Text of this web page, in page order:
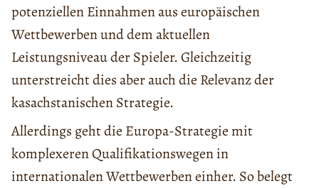
potenziellen Einnahmen aus europäischen
Wettbewerben und dem aktuellen
Leistungsniveau der Spieler. Gleichzeitig
unterstreicht dies aber auch die Relevanz der
kasachstanischen Strategie.
Allerdings geht die Europa-Strategie mit
komplexeren Qualifikationswegen in
internationalen Wettbewerben einher. So belegt